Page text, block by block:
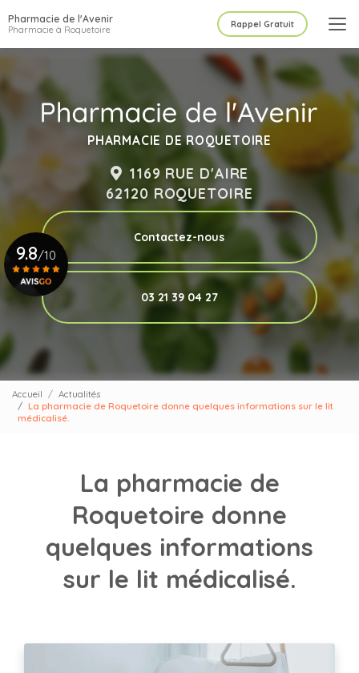
au
contenu
principal
Pharmacie de l'Avenir
Pharmacie à Roquetoire Rappel Gratuit
PHARMACIE DE ROQUETOIRE
1169 RUE D'AIRE
62120 ROQUETOIRE
Contactez-nous
03 21 39 04 27
9.8/10
Voir le certificat
Accueil
Actualités
La pharmacie de Roquetoire donne quelques informations sur le lit
médicalisé.
La pharmacie de
Roquetoire donne
quelques informations
sur le lit médicalisé.